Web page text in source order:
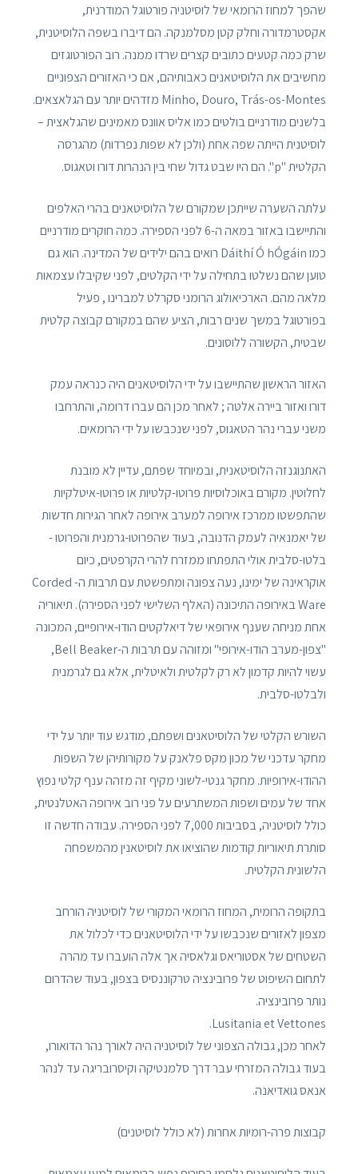
שהפך למחוז הרומאי של לוסיטניה פורטוגל המודרנית,
אקסטרמדורה וחלק קטן מסלמנקה. הם דיברו בשפה הלוסיטנית,
שרק כמה קטעים כתובים קצרים שרדו ממנה. רוב הפורטוגזים
מחשיבים את הלוסיטאנים כאבותיהם, אם כי האזורים הצפוניים
Minho, Douro, Trás-os-Montes מזדהים יותר עם הגלאצאים.
בלשנים מודרניים בולטים כמו אליס אוונס מאמינים שהגלאצית –
לוסיטנית הייתה שפה אחת (ולכן לא שפות נפרדות) מהגרסה
הקלטית "p". הם היו שבט גדול שחי בין הנהרות דורו וטאגוס.
עלתה השערה שייתכן שמקורם של הלוסיטאנים בהרי האלפים
והתיישבו באזור במאה ה-6 לפני הספירה. כמה חוקרים מודרניים
כמו Dáithí Ó hÓgáin רואים בהם ילידים של המדינה. הוא גם
טוען שהם נשלטו בתחילה על ידי הקלטים, לפני שקיבלו עצמאות
מלאה מהם. הארכיאולוג הרומני סקרלט למברינו , פעיל
בפורטוגל במשך שנים רבות, הציע שהם במקורם קבוצה קלטית
שבטית, הקשורה ללוסונים.
האזור הראשון שהתיישבו על ידי הלוסיטאנים היה כנראה עמק
דורו ואזור ביירה אלטה ; לאחר מכן הם עברו דרומה, והתרחבו
משני עברי נהר הטאגוס, לפני שנכבשו על ידי הרומאים.
האתנוגנזה הלוסיטאנית, ובמיוחד שפתם, עדיין לא מובנת
לחלוטין. מקורם באוכלוסיות פרוטו-קלטיות או פרוטו-איטלקיות
שהתפשטו ממרכז אירופה למערב אירופה לאחר הגירות חדשות
של יאמנאיה לעמק הדנובה, בעוד שהפרוטו-גרמנית והפרוטו -
בלטו-סלבית אולי התפתחו ממזרח להרי הקרפטים, כיום
אוקראינה של ימינו, נעה צפונה ומתפשטת עם תרבות ה- Corded
Ware באירופה התיכונה (האלף השלישי לפני הספירה). תיאוריה
אחת מניחה שענף אירופאי של דיאלקטים הודו-אירופיים, המכונה
"צפון-מערב הודו-אירופי" ומזוהה עם תרבות ה-Bell Beaker,
עשוי להיות קדמון לא רק לקלטית ולאיטלית, אלא גם לגרמנית
ולבלטו-סלבית.
השורש הקלטי של הלוסיטאנים ושפתם, מודגש עוד יותר על ידי
מחקר עדכני של מכון מקס פלאנק על מקורותיהן של השפות
ההודו-אירופיות. מחקר גנטי-לשוני מקיף זה מזהה ענף קלטי נפוץ
אחד של עמים ושפות המשתרעים על פני רוב אירופה האטלנטית,
כולל לוסיטניה, בסביבות 7,000 לפני הספירה. עבודה חדשה זו
סותרת תיאוריות קודמות שהוציאו את לוסיטאנין מהמשפחה
הלשונית הקלטית.
בתקופה הרומית, המחוז הרומאי המקורי של לוסיטניה הורחב
מצפון לאזורים שנכבשו על ידי הלוסיטאנים כדי לכלול את
השטחים של אסטוריאס וגלאסיה אך אלה הועברו עד מהרה
לתחום השיפוט של פרובינציה טרקוננסיס בצפון, בעוד שהדרום
נותר פרובינציה.
Lusitania et Vettones.
לאחר מכן, גבולה הצפוני של לוסיטניה היה לאורך נהר הדואורו,
בעוד גבולה המזרחי עבר דרך סלמנטיקה וקיסרובריגה עד לנהר
אנאס גואדיאנה.
קבוצות פרה-רומיות אחרות (לא כולל לוסיטנים)